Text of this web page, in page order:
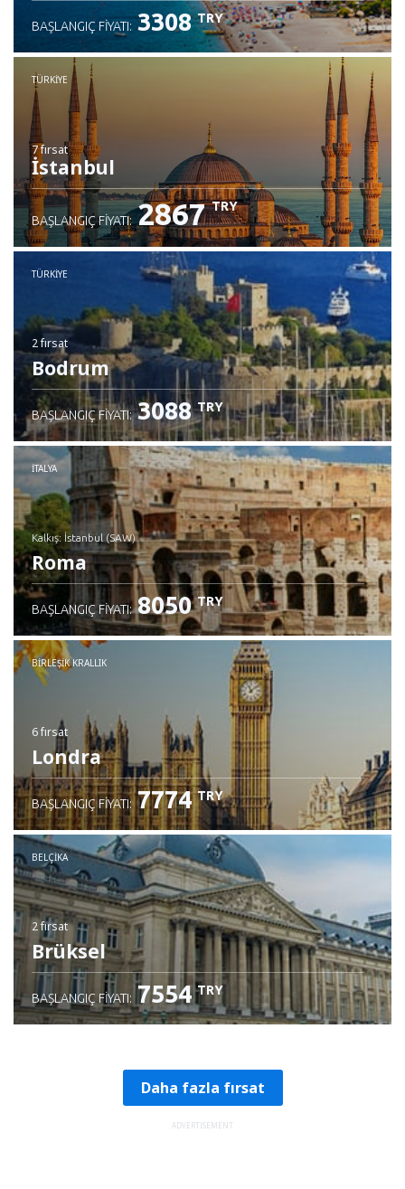
BAŞLANGIÇ FIYATI: 3308 TRY
TÜRKIYE
7 fırsat
İstanbul
BAŞLANGIÇ FIYATI: 2867 TRY
TÜRKIYE
2 fırsat
Bodrum
BAŞLANGIÇ FIYATI: 3088 TRY
İTALYA
Kalkış: İstanbul (SAW)
Roma
İncele
BAŞLANGIÇ FIYATI: 8050 TRY
BIRLEŞIK KRALLIK
6 fırsat
Londra
BAŞLANGIÇ FIYATI: 7774 TRY
BELÇIKA
2 fırsat
Brüksel
BAŞLANGIÇ FIYATI: 7554 TRY
Daha fazla fırsat
ADVERTISEMENT